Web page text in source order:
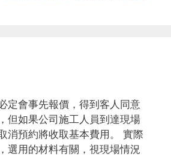
定會事先報價，得到客人同意
但如果公司施工人員到達現場
消預約將收取基本費用。 實際
選用的材料有關，視現場情況